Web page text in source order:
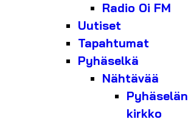
Radio Oi FM
Uutiset
Tapahtumat
Pyhäselkä
Nähtävää
Pyhäselän
kirkko